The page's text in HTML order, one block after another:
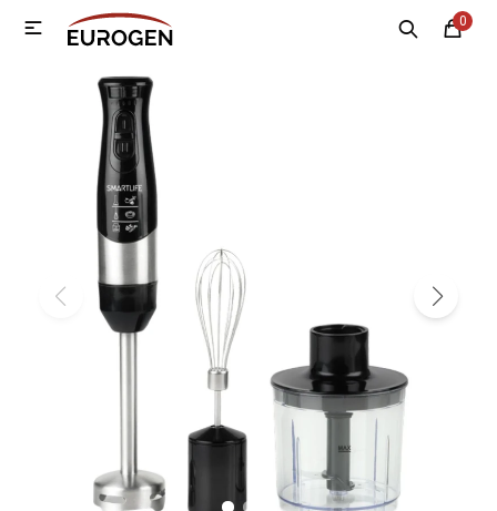
0
 MI CUENTA
Nosotros
Electrodomésticos
Tecnología
Climatización
Bicicletas